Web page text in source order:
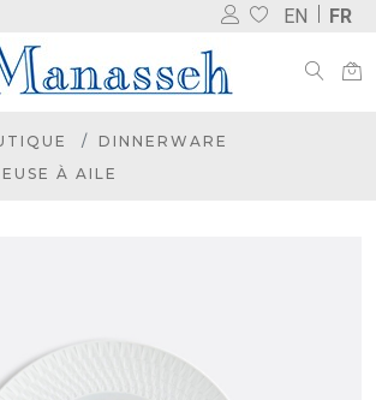
EN FR
DINNERWARE
À AILE